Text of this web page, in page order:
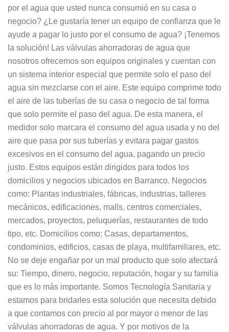
por el agua que usted nunca consumió en su casa o
negocio? ¿Le gustaría tener un equipo de confianza que le
ayude a pagar lo justo por el consumo de agua? ¡Tenemos
la solución! Las válvulas ahorradoras de agua que
nosotros ofrecemos son equipos originales y cuentan con
un sistema interior especial que permite solo el paso del
agua sin mezclarse con el aire. Este equipo comprime todo
el aire de las tuberías de su casa o negocio de tal forma
que solo permite el paso del agua. De esta manera, el
medidor solo marcara el consumo del agua usada y no del
aire que pasa por sus tuberías y evitara pagar gastos
excesivos en el consumo del agua, pagando un precio
justo. Estos equipos están dirigidos para todos los
domicilios y negocios ubicados en Barranco. Negocios
como: Plantas industriales, fábricas, industrias, talleres
mecánicos, edificaciones, malls, centros comerciales,
mercados, proyectos, peluquerías, restaurantes de todo
tipo, etc. Domicilios como: Casas, departamentos,
condominios, edificios, casas de playa, multifamiliares, etc.
No se deje engañar por un mal producto que solo afectará
su: Tiempo, dinero, negocio, reputación, hogar y su familia
que es lo más importante. Somos Tecnología Sanitaria y
estamos para bridarles esta solución que necesita debido
a que contamos con precio al por mayor o menor de las
válvulas ahorradoras de agua. Y por motivos de la